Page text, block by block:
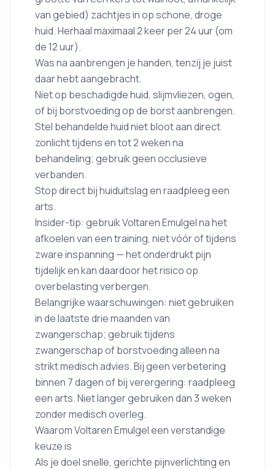
van gebied) zachtjes in op schone, droge
huid. Herhaal maximaal 2 keer per 24 uur (om
de 12 uur).
Was na aanbrengen je handen, tenzij je juist
daar hebt aangebracht.
Niet op beschadigde huid, slijmvliezen, ogen,
of bij borstvoeding op de borst aanbrengen.
Stel behandelde huid niet bloot aan direct
zonlicht tijdens en tot 2 weken na
behandeling; gebruik geen occlusieve
verbanden.
Stop direct bij huiduitslag en raadpleeg een
arts.
Insider-tip: gebruik Voltaren Emulgel na het
afkoelen van een training, niet vóór of tijdens
zware inspanning — het onderdrukt pijn
tijdelijk en kan daardoor het risico op
overbelasting verbergen.
Belangrijke waarschuwingen: niet gebruiken
in de laatste drie maanden van
zwangerschap; gebruik tijdens
zwangerschap of borstvoeding alleen na
strikt medisch advies. Bij geen verbetering
binnen 7 dagen of bij verergering: raadpleeg
een arts. Niet langer gebruiken dan 3 weken
zonder medisch overleg.
Waarom Voltaren Emulgel een verstandige
keuze is
Als je doel snelle, gerichte pijnverlichting en